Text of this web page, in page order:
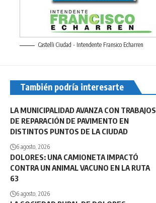
Castelli Ciudad - Intendente Fransico Echarren
También podría interesarte
LA MUNICIPALIDAD AVANZA CON TRABAJOS
DE REPARACIÓN DE PAVIMENTO EN
DISTINTOS PUNTOS DE LA CIUDAD
6 agosto, 2026
DOLORES: UNA CAMIONETA IMPACTÓ
CONTRA UN ANIMAL VACUNO EN LA RUTA
63
6 agosto, 2026